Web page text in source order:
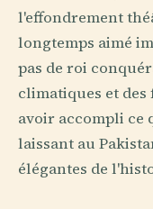
l'effondrement
longtemps aimé
pas de roi
climatiques et
avoir accompli ce
laissant au
élégantes de